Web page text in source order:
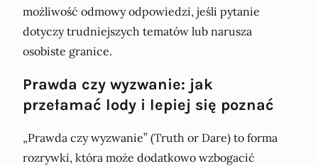
możliwość odmowy odpowiedzi, jeśli pytanie
dotyczy trudniejszych tematów lub narusza
osobiste granice.
Prawda czy wyzwanie: jak
przełamać lody i lepiej się poznać
„Prawda czy wyzwanie” (Truth or Dare) to forma
rozrywki, która może dodatkowo wzbogacić